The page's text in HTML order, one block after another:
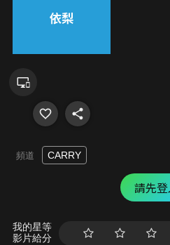
頻道 CARRY
請先
我的星等
影片給分